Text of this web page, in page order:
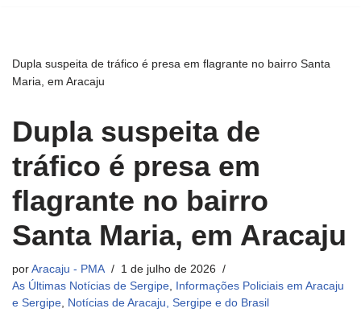
Dupla suspeita de tráfico é presa em flagrante no bairro Santa
Maria, em Aracaju
Dupla suspeita de
tráfico é presa em
flagrante no bairro
Santa Maria, em Aracaju
por Aracaju - PMA
1 de julho de 2026
As Últimas Notícias de Sergipe,
Informações Policiais em Aracaju
e Sergipe, Notícias de Aracaju, Sergipe e do Brasil